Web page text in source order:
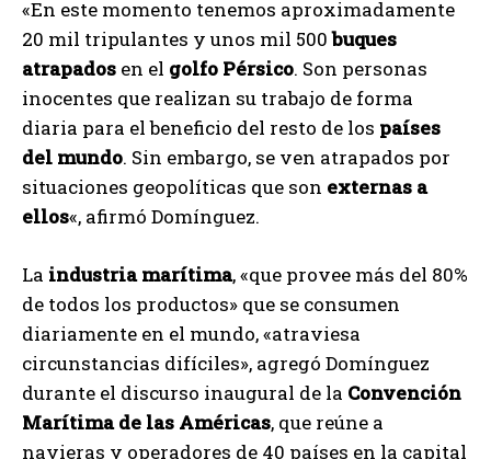
«En este momento tenemos aproximadamente
20 mil tripulantes y unos mil 500buques
atrapados en el golfo Pérsico. Son personas
inocentes que realizan su trabajo de forma
diaria para el beneficio del resto de los países
del mundo. Sin embargo, se ven atrapados por
situaciones geopolíticas que son externas a
ellos«, afirmó Domínguez.
La industria marítima, «que provee más del 80%
de todos los productos» que se consumen
diariamente en el mundo, «atraviesa
circunstancias difíciles», agregó Domínguez
durante el discurso inaugural de la Convención
Marítima de las Américas, que reúne a
navieras y operadores de 40 países en la capital